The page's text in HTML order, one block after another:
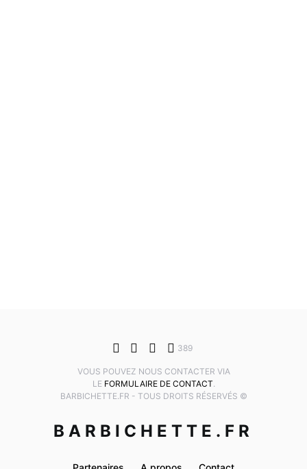
389
VOUS POUVEZ NOUS CONTACTER VIA
LE FORMULAIRE DE CONTACT.
BARBICHETTE.FR - TOUS DROITS RÉSERVÉS ©
BARBICHETTE.FR